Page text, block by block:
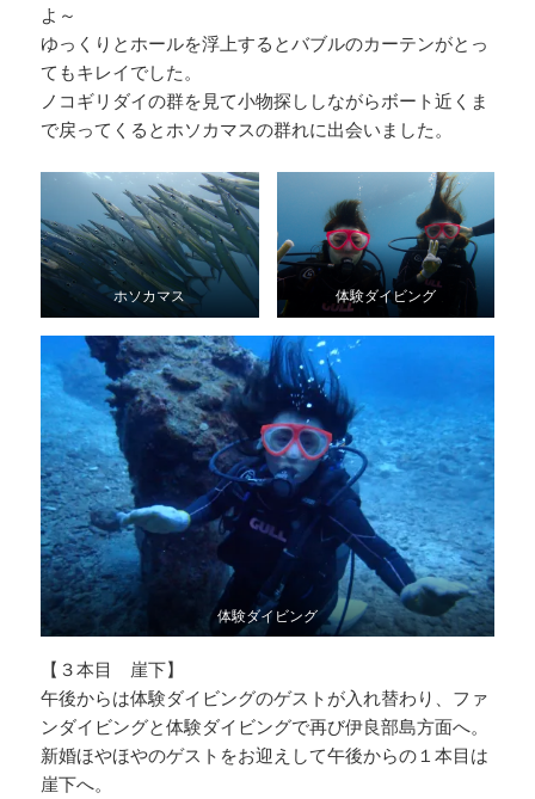
よ～
ゆっくりとホールを浮上するとバブルのカーテンがとっ
てもキレイでした。
ノコギリダイの群を見て小物探ししながらボート近くま
で戻ってくるとホソカマスの群れに出会いました。
ホソカマス 体験ダイビング
体験ダイビング
【３本目 崖下】
午後からは体験ダイビングのゲストが入れ替わり、ファ
ンダイビングと体験ダイビングで再び伊良部島方面へ。
新婚ほやほやのゲストをお迎えして午後からの１本目は
崖下へ。